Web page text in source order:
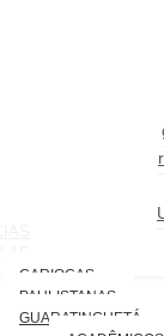
CARIOCAS
PAULISTANAS
GUARATINGUETÁ